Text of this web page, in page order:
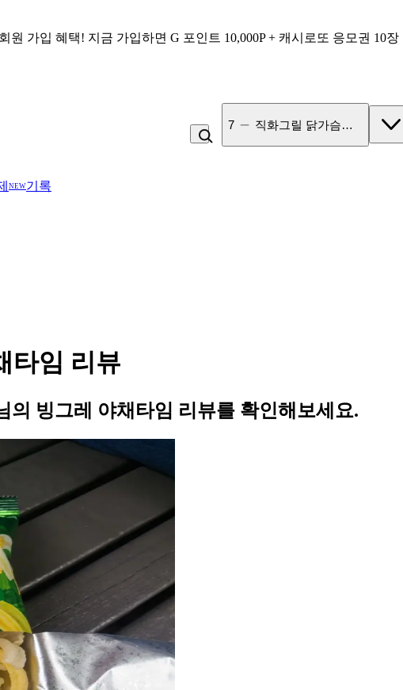
원 가입 혜택! 지금 가입하면 G 포인트 10,000P + 캐시로또 응모권 10장
7 직화그릴 닭가슴살 큐브 칮ㄷ
NEW기록
타임 리뷰
의 빙그레 야채타임 리뷰를 확인해보세요.